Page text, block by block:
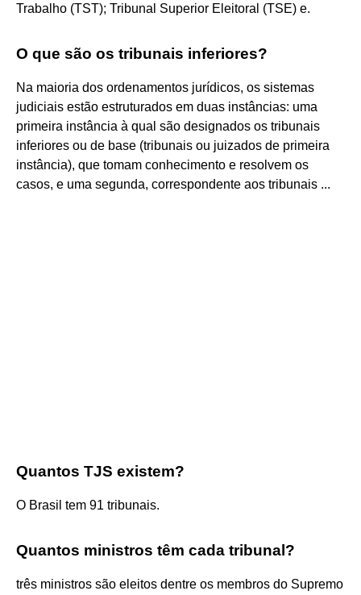
Trabalho (TST); Tribunal Superior Eleitoral (TSE) e.
O que são os tribunais inferiores?
Na maioria dos ordenamentos jurídicos, os sistemas
judiciais estão estruturados em duas instâncias: uma
primeira instância à qual são designados os tribunais
inferiores ou de base (tribunais ou juizados de primeira
instância), que tomam conhecimento e resolvem os
casos, e uma segunda, correspondente aos tribunais ...
Quantos TJS existem?
O Brasil tem 91 tribunais.
Quantos ministros têm cada tribunal?
três ministros são eleitos dentre os membros do Supremo